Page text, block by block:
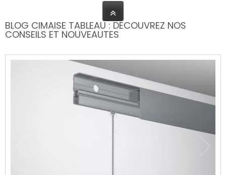
BLOG CIMAISE TABLEAU : DECOUVREZ NOS
CONSEILS ET NOUVEAUTES